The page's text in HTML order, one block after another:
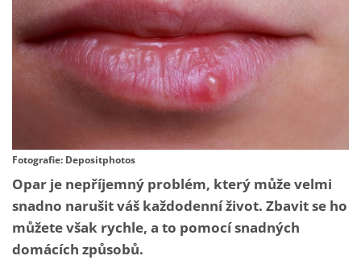
Fotografie: Depositphotos
Opar je nepříjemný problém, který může velmi
snadno narušit váš každodenní život. Zbavit se ho
můžete však rychle, a to pomocí snadných
domácích způsobů.